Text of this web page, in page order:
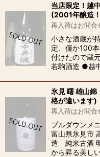
当店限定！越
(2001年醸造
再入荷はお問合
小さな酒蔵が
定、僅か100
付けたので蔵
若駒酒造 ●越
氷見 曙 雄山
格が違います)
再入荷はお問合
プルダウンメ
富山県氷見市
造 純米古酒
から昇る美し